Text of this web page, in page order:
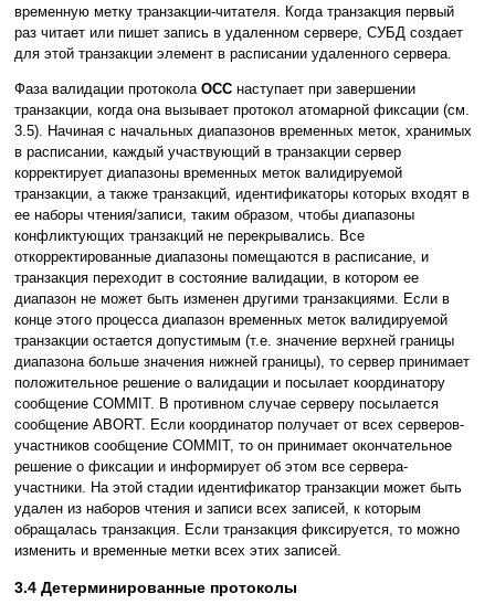
временную метку транзакции-читателя. Когда транзакция первый
раз читает или пишет запись в удаленном сервере, СУБД создает
для этой транзакции элемент в расписании удаленного сервера.
Фаза валидации протокола OCC наступает при завершении
транзакции, когда она вызывает протокол атомарной фиксации (см.
3.5). Начиная с начальных диапазонов временных меток, хранимых
в расписании, каждый участвующий в транзакции сервер
корректирует диапазоны временных меток валидируемой
транзакции, а также транзакций, идентификаторы которых входят в
ее наборы чтения/записи, таким образом, чтобы диапазоны
конфликтующих транзакций не перекрывались. Все
откорректированные диапазоны помещаются в расписание, и
транзакция переходит в состояние валидации, в котором ее
диапазон не может быть изменен другими транзакциями. Если в
конце этого процесса диапазон временных меток валидируемой
транзакции остается допустимым (т.е. значение верхней границы
диапазона больше значения нижней границы), то сервер принимает
положительное решение о валидации и посылает координатору
сообщение COMMIT. В противном случае серверу посылается
сообщение ABORT. Если координатор получает от всех серверов-
участников сообщение COMMIT, то он принимает окончательное
решение о фиксации и информирует об этом все сервера-
участники. На этой стадии идентификатор транзакции может быть
удален из наборов чтения и записи всех записей, к которым
обращалась транзакция. Если транзакция фиксируется, то можно
изменить и временные метки всех этих записей.
3.4 Детерминированные протоколы